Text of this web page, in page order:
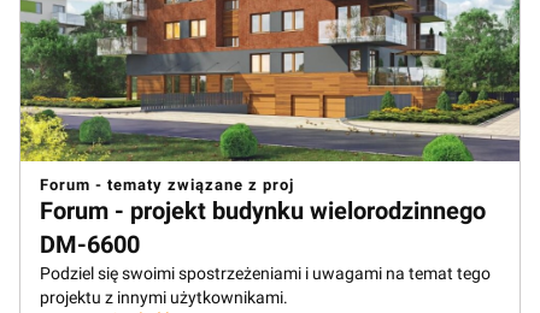
Forum - tematy związane z proj
Forum - projekt budynku wielorodzinnego
DM-6600
Podziel się swoimi spostrzeżeniami i uwagami na temat tego
projektu z innymi użytkownikami.